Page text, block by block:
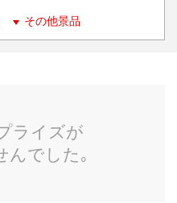
その他景品